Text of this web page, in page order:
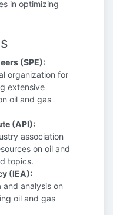
in optimizing
(SPE):
organization for
extensive
oil and gas
(API):
association
on oil and
topics.
(IEA):
analysis on
oil and gas